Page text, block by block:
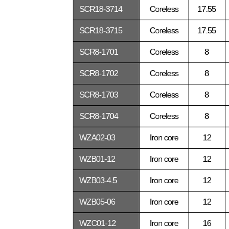
SCR18-3714 Coreless 17.55
SCR18-3715 Coreless 17.55
SCR8-1701 Coreless 8
SCR8-1702 Coreless 8
SCR8-1703 Coreless 8
SCR8-1704 Coreless 8
WZA02-03 Iron core 12
WZB01-12 Iron core 12
WZB03-4.5 Iron core 12
WZB05-06 Iron core 12
WZC01-12 Iron core 16